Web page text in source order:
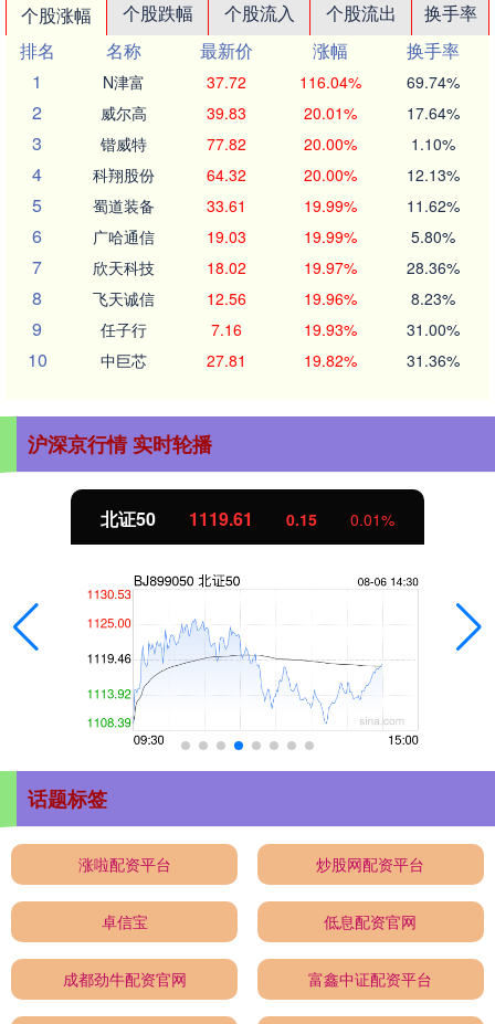
个股涨幅 个股跌幅 个股流入 个股流出
换手率
排名
名称 最新价 涨幅
换手率
1
N津富 37.72 116.04% 69.74%
2 威尔高 39.83 20.01% 17.64%
3 锴威特 77.82 20.00% 1.10%
4 科翔股份 64.32 20.00% 12.13%
5 蜀道装备 33.61 19.99% 11.62%
6 广哈通信 19.03 19.99% 5.80%
7 欣天科技 18.02 19.97% 28.36%
8 飞天诚信 12.56 19.96% 8.23%
9 任子行 7.16 19.93% 31.00%
10 中巨芯 27.81 19.82% 31.36%
沪深京行情 实时轮播
北证50 1119.71 0.25 0.02%
话题标签
涨啦配资平台 炒股网配资平台
卓信宝 低息配资官网
成都劲牛配资官网 富鑫中证配资平台